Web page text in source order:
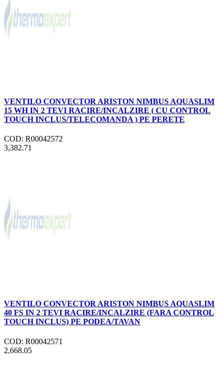
VENTILO CONVECTOR ARISTON NIMBUS AQUASLIM
15 WH IN 2 TEVI RACIRE/INCALZIRE ( CU CONTROL
TOUCH INCLUS/TELECOMANDA ) PE PERETE
COD: R00042572
3,382.71
VENTILO CONVECTOR ARISTON NIMBUS AQUASLIM
40 FS IN 2 TEVI RACIRE/INCALZIRE (FARA CONTROL
TOUCH INCLUS) PE PODEA/TAVAN
COD: R00042571
2,668.05